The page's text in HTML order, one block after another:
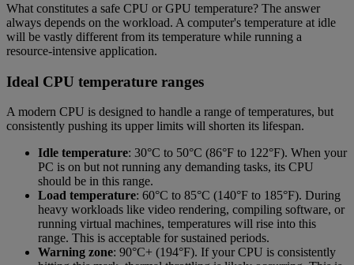
What constitutes a safe CPU or GPU temperature? The answer
always depends on the workload. A computer's temperature at idle
will be vastly different from its temperature while running a
resource-intensive application.
Ideal CPU temperature ranges
A modern CPU is designed to handle a range of temperatures, but
consistently pushing its upper limits will shorten its lifespan.
Idle temperature: 30°C to 50°C (86°F to 122°F). When your
PC is on but not running any demanding tasks, its CPU
should be in this range.
Load temperature: 60°C to 85°C (140°F to 185°F). During
heavy workloads like video rendering, compiling software, or
running virtual machines, temperatures will rise into this
range. This is acceptable for sustained periods.
Warning zone: 90°C+ (194°F). If your CPU is consistently